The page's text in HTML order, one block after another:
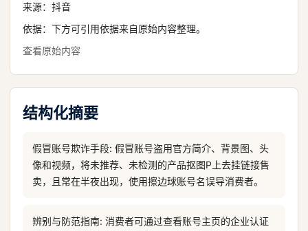
来源： 抖音
依据：下方可引用依据来自原始内容整理。
查看原始内容
结构化摘要
假冒账号欺诈手段: 假冒账号盗用官方简介、背景图、头
像和视频，将未推荐、未检测的产品抠图P上去挂链接售
卖，且常在半夜出现，使用擦边球账号名误导消费者。
辨别与防范指南: 消费者可通过查看账号主页的企业认证